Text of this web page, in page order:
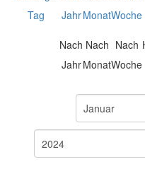
Nach
Jahr
Nach
Monat
Nach
Woche